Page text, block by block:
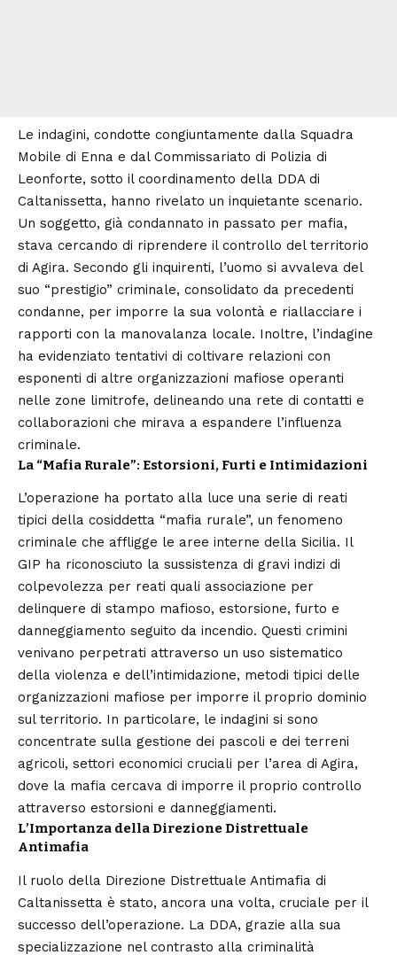
Le indagini, condotte congiuntamente dalla Squadra
Mobile di Enna e dal Commissariato di Polizia di
Leonforte, sotto il coordinamento della DDA di
Caltanissetta, hanno rivelato un inquietante scenario.
Un soggetto, già condannato in passato per mafia,
stava cercando di riprendere il controllo del territorio
di Agira. Secondo gli inquirenti, l’uomo si avvaleva del
suo “prestigio” criminale, consolidato da precedenti
condanne, per imporre la sua volontà e riallacciare i
rapporti con la manovalanza locale. Inoltre, l’indagine
ha evidenziato tentativi di coltivare relazioni con
esponenti di altre organizzazioni mafiose operanti
nelle zone limitrofe, delineando una rete di contatti e
collaborazioni che mirava a espandere l’influenza
criminale.
La “Mafia Rurale”: Estorsioni, Furti e Intimidazioni
L’operazione ha portato alla luce una serie di reati
tipici della cosiddetta “mafia rurale”, un fenomeno
criminale che affligge le aree interne della Sicilia. Il
GIP ha riconosciuto la sussistenza di gravi indizi di
colpevolezza per reati quali associazione per
delinquere di stampo mafioso, estorsione, furto e
danneggiamento seguito da incendio. Questi crimini
venivano perpetrati attraverso un uso sistematico
della violenza e dell’intimidazione, metodi tipici delle
organizzazioni mafiose per imporre il proprio dominio
sul territorio. In particolare, le indagini si sono
concentrate sulla gestione dei pascoli e dei terreni
agricoli, settori economici cruciali per l’area di Agira,
dove la mafia cercava di imporre il proprio controllo
attraverso estorsioni e danneggiamenti.
L’Importanza della Direzione Distrettuale
Antimafia
Il ruolo della Direzione Distrettuale Antimafia di
Caltanissetta è stato, ancora una volta, cruciale per il
successo dell’operazione. La DDA, grazie alla sua
specializzazione nel contrasto alla criminalità